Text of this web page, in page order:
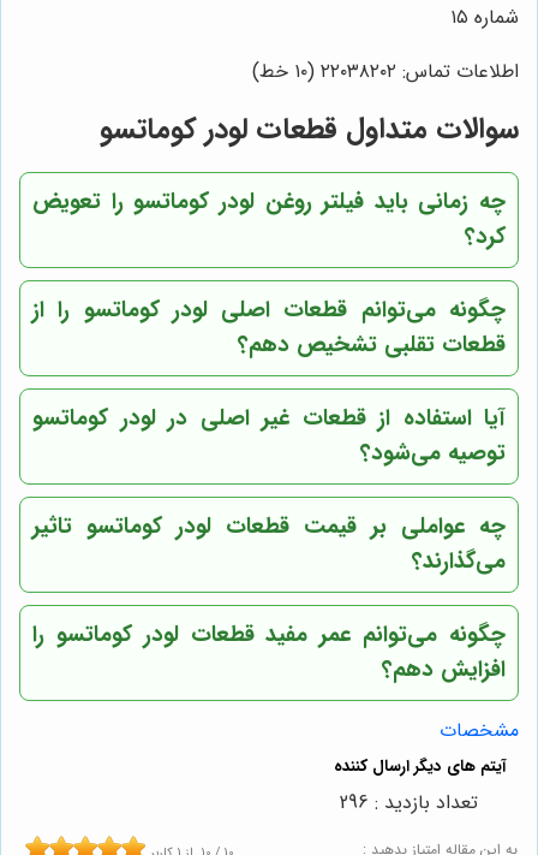
شماره ۱۵
اطلاعات تماس: ۲۲۰۳۸۲۰۲ (۱۰ خط)
سوالات متداول قطعات لودر کوماتسو
چه زمانی باید فیلتر روغن لودر کوماتسو را تعویض
کرد؟
چگونه می‌توانم قطعات اصلی لودر کوماتسو را از
قطعات تقلبی تشخیص دهم؟
آیا استفاده از قطعات غیر اصلی در لودر کوماتسو
توصیه می‌شود؟
چه عواملی بر قیمت قطعات لودر کوماتسو تاثیر
می‌گذارند؟
چگونه می‌توانم عمر مفید قطعات لودر کوماتسو را
افزایش دهم؟
مشخصات
به این مقاله امتیاز بدهید :
تعداد بازدید : 296